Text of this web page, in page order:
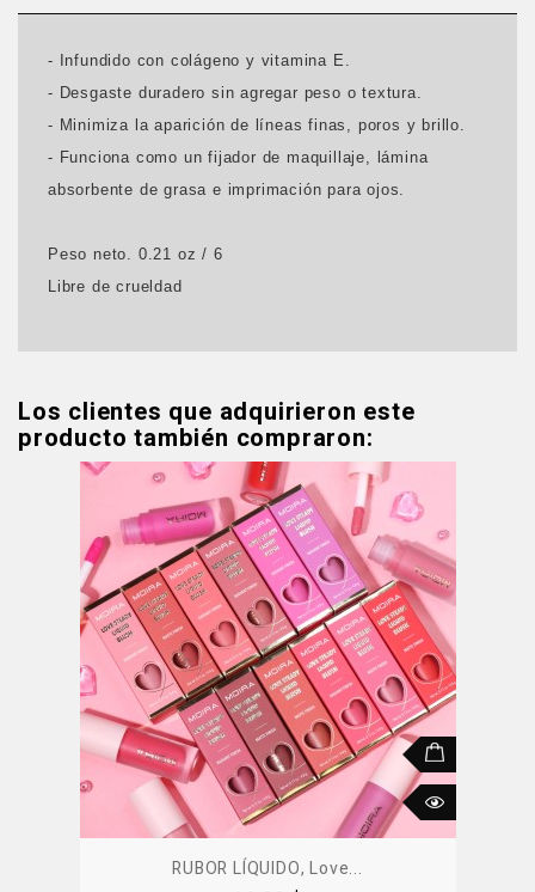
- Infundido con colágeno y vitamina E.
- Desgaste duradero sin agregar peso o textura.
- Minimiza la aparición de líneas finas, poros y brillo.
- Funciona como un fijador de maquillaje, lámina
absorbente de grasa e imprimación para ojos.
Peso neto. 0.21 oz / 6
Libre de crueldad
Los clientes que adquirieron este
producto también compraron:
RUBOR LÍQUIDO, Love...